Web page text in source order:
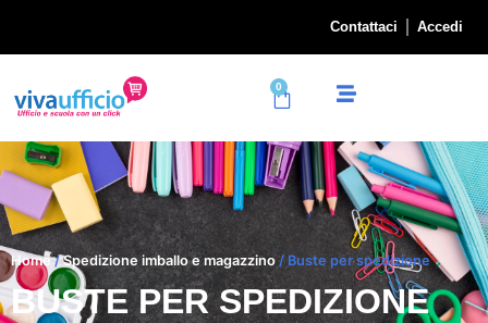
Contattaci Accedi
0
Home/Spedizione imballo e magazzino / Buste per spedizione
BUSTE PER SPEDIZIONE